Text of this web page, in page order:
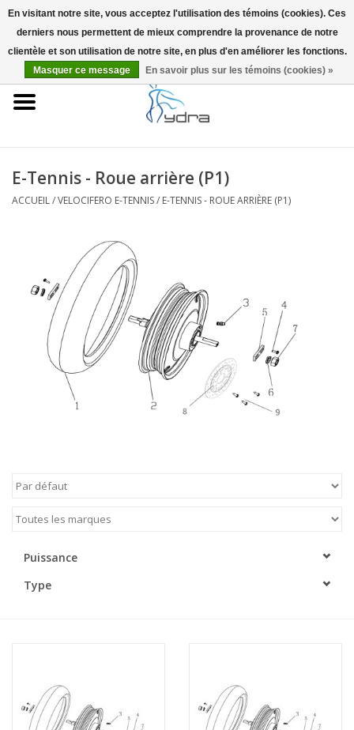
EUR
Accueil
Blog
E-Tennis - Roue arrière (P1)
ACCUEIL/VELOCIFERO E-TENNIS/ E-TENNIS - ROUE ARRIÈRE (P1)
Puissance
Type
En visitant notre site, vous acceptez l'utilisation des témoins (cookies). Ces
derniers nous permettent de mieux comprendre la provenance de notre
clientèle et son utilisation de notre site, en plus d'en améliorer les fonctions.
Masquer ce message
En savoir plus sur les témoins (cookies) »